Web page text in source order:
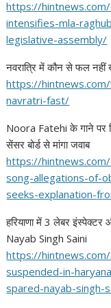
https://
intensifies-mla-
legislative-assembly/
नवरात्रि में कौन से फल नहीं
https://
navratri-fast/
Noora Fatehi के गाने पर
सेंसर बोर्ड से मांगा जवाब
https://hintnews.com/
song-allegations-of-
seeks-explanation-
हरियाणा में 3 लेबर इंस्पेक्टर
Nayab Singh Saini
https://
suspended-in-
spared-nayab-singh-